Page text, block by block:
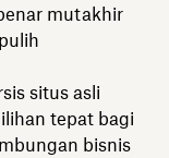
mutakhir
situs asli
tepat bagi
bisnis